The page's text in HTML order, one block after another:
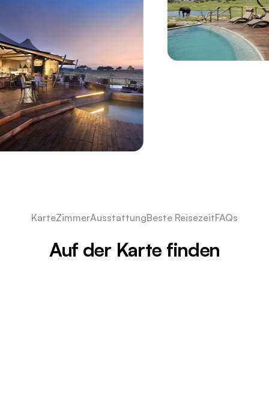
KarteZimmerAusstattungBeste ReisezeitFAQs
Auf der Karte finden